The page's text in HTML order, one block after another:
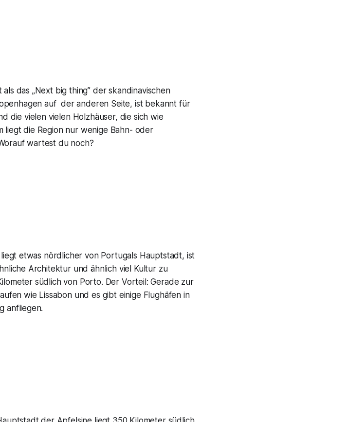
das „Next big thing” der skandinavischen
auf der anderen Seite, ist bekannt für
die vielen vielen Holzhäuser, die sich wie
liegt die Region nur wenige Bahn- oder
wartest du noch?
liegt etwas nördlicher von Portugals Hauptstadt, ist
Architektur und ähnlich viel Kultur zu
südlich von Porto. Der Vorteil: Gerade zur
wie Lissabon und es gibt einige Flughäfen in
anfliegen.